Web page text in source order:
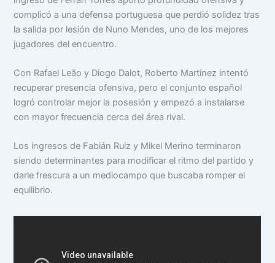
complicó a una defensa portuguesa que perdió solidez tras
la salida por lesión de Nuno Mendes, uno de los mejores
jugadores del encuentro.
Con Rafael Leão y Diogo Dalot, Roberto Martínez intentó
recuperar presencia ofensiva, pero el conjunto español
logró controlar mejor la posesión y empezó a instalarse
con mayor frecuencia cerca del área rival.
Los ingresos de Fabián Ruiz y Mikel Merino terminaron
siendo determinantes para modificar el ritmo del partido y
darle frescura a un mediocampo que buscaba romper el
equilibrio.